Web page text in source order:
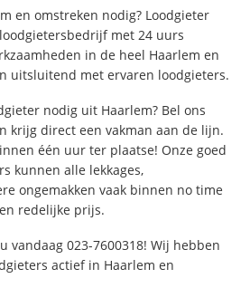
en omstreken nodig? Loodgieter
met 24 uurs
in de heel Haarlem en
uitsluitend met ervaren loodgieters.
nodig uit Haarlem? Bel ons
krijg direct een vakman aan de lijn.
één uur ter plaatse! Onze goed
kunnen alle lekkages,
ongemakken vaak binnen no time
redelijke prijs.
vandaag 023-7600318! Wij hebben
actief in Haarlem en